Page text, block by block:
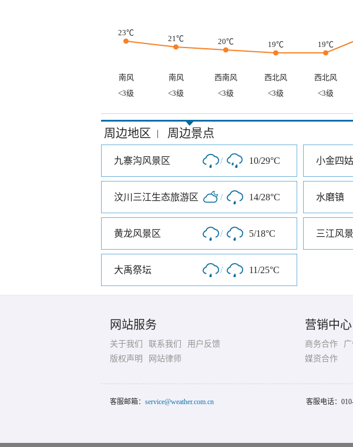
23℃
21℃ 20℃ 19℃ 19℃
南风 南风 西南风 西北风 西北风
<3级
<3级 <3级 <3级 <3级
周边地区 | 周边景点
九寨沟风景区 / 10/29°C 小金四
汶川三江生态旅游区 / 14/28°C 水磨镇
黄龙风景区 / 5/18°C 三江风
大禹祭坛 / 11/25°C
网站服务
关于我们 联系我们
用户反馈
版权声明
网站律师
营销中心
商务合作
媒资合作
客服邮箱： service@weather.com.cn 客服电话：